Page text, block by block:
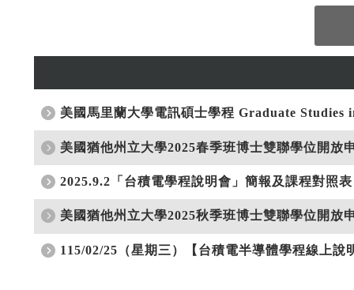
美國馬里蘭大學電訊碩士學程 Graduate
美國猶他州立大學2025春季班博士雙聯學位開放
2025.9.2「台積電學程說明會」簡報及課程對照表
美國猶他州立大學2025秋季班博士雙聯學位開放
115/02/25（星期三）【台積電半導體學程線上